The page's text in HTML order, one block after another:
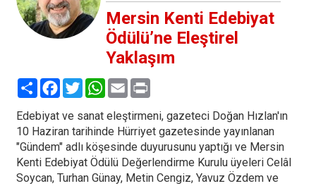
Mersin Kenti Edebiyat
Ödülü’ne Eleştirel
Yaklaşım
PaylaşFacebook
TwitterWhatsApp
EmailPrint
Edebiyat ve sanat eleştirmeni, gazeteci Doğan Hızlan'ın
10 Haziran tarihinde Hürriyet gazetesinde yayınlanan
"Gündem" adlı köşesinde duyurusunu yaptığı ve Mersin
Kenti Edebiyat Ödülü Değerlendirme Kurulu üyeleri Celâl
Soycan, Turhan Günay, Metin Cengiz, Yavuz Özdem ve